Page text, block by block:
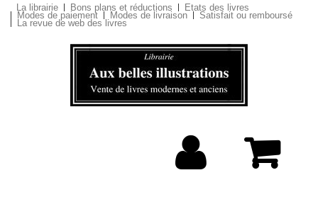
La librairie Bons plans et réductions Etats des livres
Modes de paiement Modes de livraison Satisfait ou remboursé
La revue de web des livres